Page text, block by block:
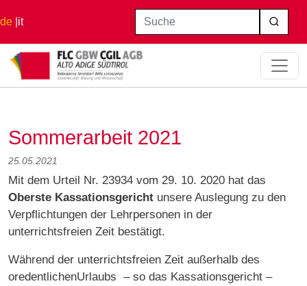
de it Suche
Startseite Sommerarbeit 2021
Sommerarbeit 2021
25.05.2021
Mit dem Urteil Nr. 23934 vom 29. 10. 2020 hat das
Oberste Kassationsgericht unsere Auslegung zu den
Verpflichtungen der Lehrpersonen in der
unterrichtsfreien Zeit bestätigt.
Während der unterrichtsfreien Zeit außerhalb des
oredentlichenUrlaubs – so das Kassationsgericht –